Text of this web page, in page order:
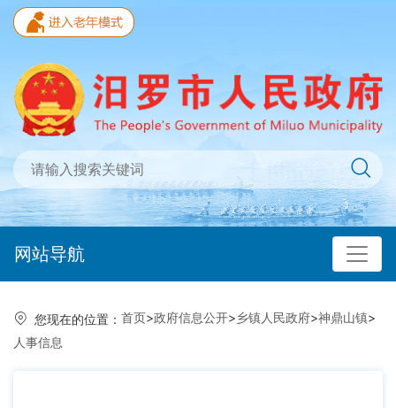
网站导航
您现在的位置： 首页>政府信息公开>乡镇人民政府>神鼎山镇>
人事信息